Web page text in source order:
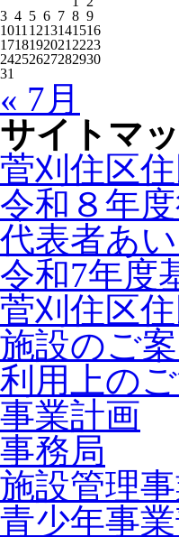
3 4 5 6 7 8 9
1011 1213141516
1718192021 2223
24252627282930
31
« 7月
サイトマ
菅刈住区
令和８年
代表者あ
令和7年度
菅刈住区
施設のご
利用上の
事業計画
事務局
施設管理
青少年事